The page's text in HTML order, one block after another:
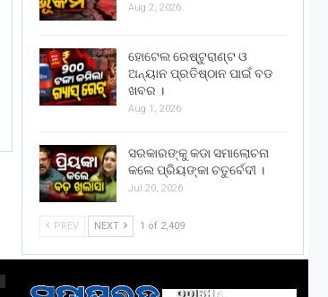
Aug 2, 2026
ହୋଟେଲ ରେଷ୍ଟୁରାଣ୍ଟ ଓ
ଅନ୍ୟାନ ପ୍ରତିଷ୍ଠାନ ପାଇଁ ବଡ
ଖବର ।
Aug 1, 2026
ସରକାରଙ୍କୁ କଡା ସମାଲୋଚନା
କଲେ ପ୍ରିୟଙ୍କା ଚତୁର୍ବେଦୀ ।
Jul 20, 2026
PREV NEXT 1 of 2,409